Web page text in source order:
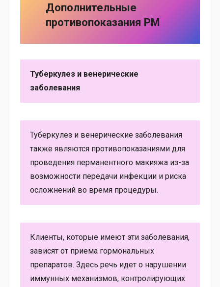
Дополнительные
противопоказания PM
Туберкулез и венерические
заболевания
Туберкулез и венерические заболевания
также являются противопоказаниями для
проведения перманентного макияжа из-за
возможности передачи инфекции и риска
осложнений во время процедуры.
Клиенты, которые имеют эти заболевания,
зависят от приема гормональных
препаратов. Здесь речь идет о нарушении
иммунных механизмов, контролирующих